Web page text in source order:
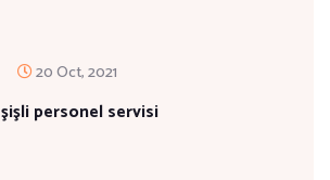
20 Oct, 2021
şişli personel servisi